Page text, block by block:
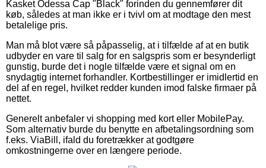
Kasket Odessa Cap "Black" forinden du gennemfører dit
køb, således at man ikke er i tvivl om at modtage den mest
betalelige pris.
Man må blot være så påpasselig, at i tilfælde af at en butik
udbyder en vare til salg for en salgspris som er besynderligt
gunstig, burde det i nogle tilfælde være et signal om en
snydagtig internet forhandler. Kortbestillinger er imidlertid en
del af en regel, hvilket redder kunden imod falske firmaer på
nettet.
Generelt anbefaler vi shopping med kort eller MobilePay.
Som alternativ burde du benytte en afbetalingsordning som
f.eks. ViaBill, ifald du foretrækker at godtgøre
omkostningerne over en længere periode.